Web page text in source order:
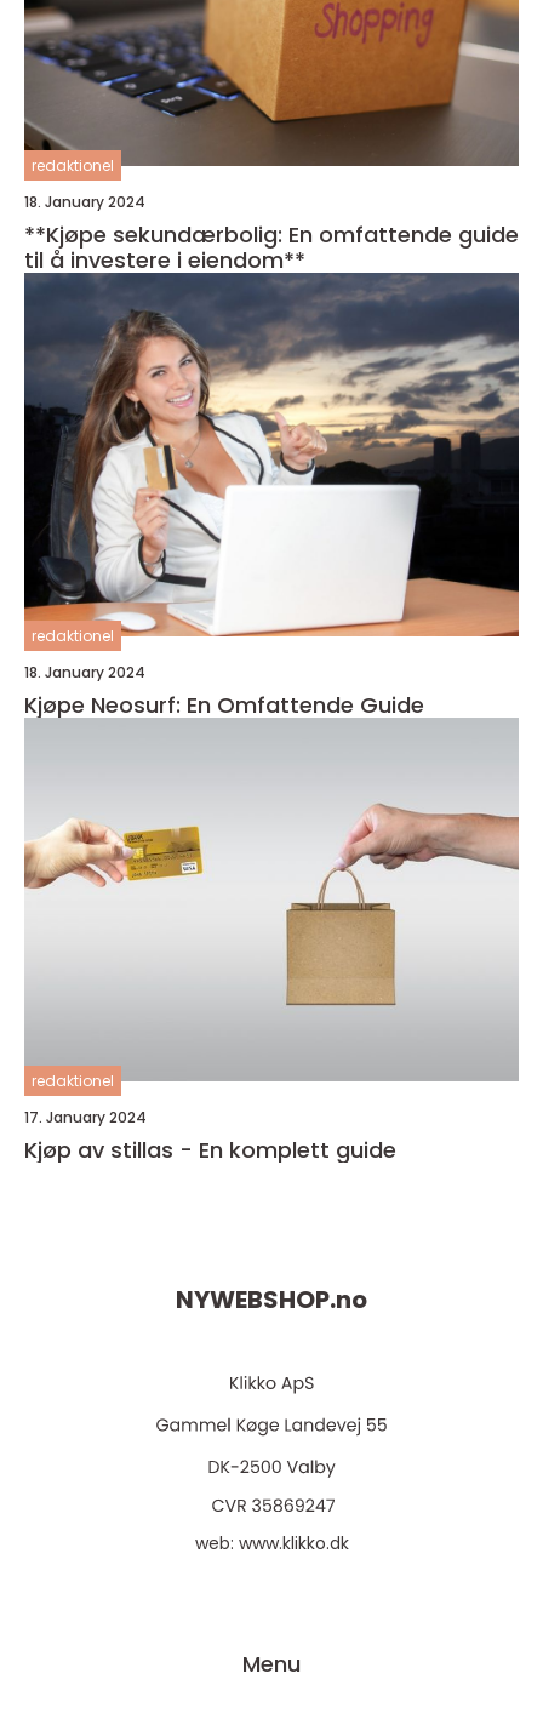
redaktionel
18. January 2024
**Kjøpe sekundærbolig: En omfattende guide
til å investere i eiendom**
redaktionel
18. January 2024
Kjøpe Neosurf: En Omfattende Guide
redaktionel
17. January 2024
Kjøp av stillas - En komplett guide
NYWEBSHOP.no
web: www.klikko.dk
Menu